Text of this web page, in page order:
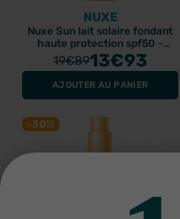
NUXE
Nuxe Sun lait solaire fondant
haute protection spf50 -
150ml
19€8913€93
AJOUTER AU PANIER
-30%